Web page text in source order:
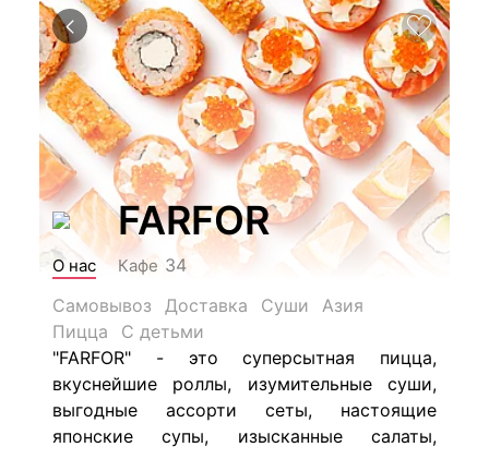
FARFOR
О нас Кафе 34
Самовывоз
Доставка Суши
Азия
Пицца
С детьми
"FARFOR" - это суперсытная пицца,
вкуснейшие роллы, изумительные суши,
выгодные ассорти сеты, настоящие
японские супы, изысканные салаты,